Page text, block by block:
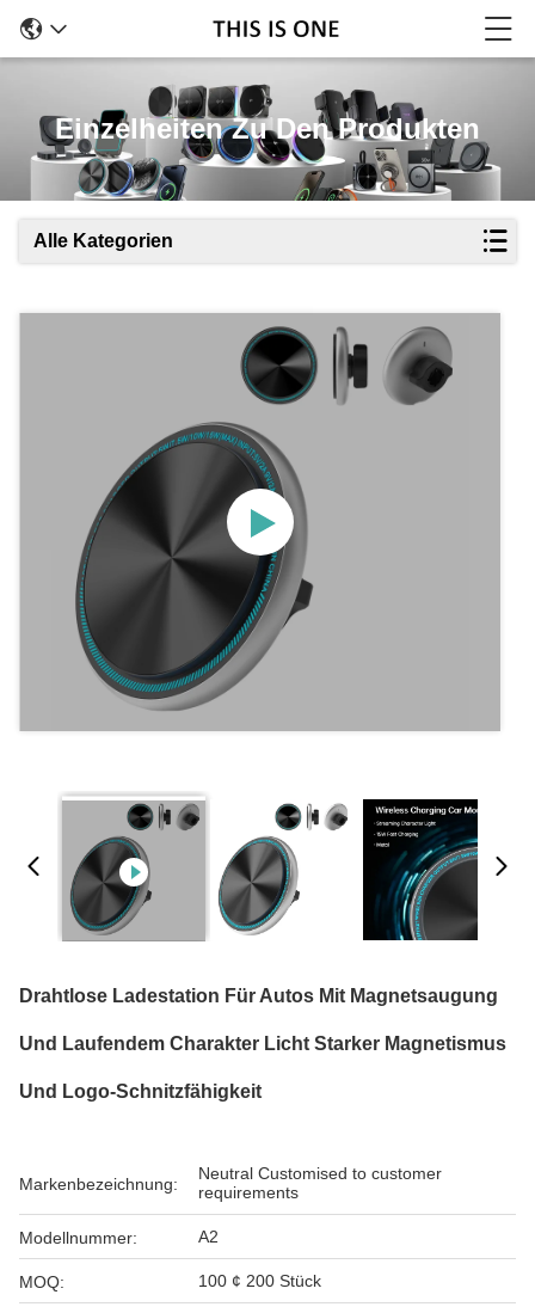
Einzelheiten Zu Den Produkten
Alle Kategorien
Drahtlose Ladestation Für Autos Mit Magnetsaugung
Und Laufendem Charakter Licht Starker Magnetismus
Und Logo-Schnitzfähigkeit
Markenbezeichnung:
Neutral Customised to customer
requirements
Modellnummer: A2
MOQ: 100 ¢ 200 Stück